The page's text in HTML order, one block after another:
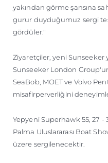
yakından görme şansına
gurur duyduğumuz sergi
gördüler."
Ziyaretçiler, yeni Sunseeker
Sunseeker London
SeaBob, MOET ve Volvo
misafirperverliğini
Yepyeni Superhawk 55, 27 -
Palma Uluslararası Boat
üzere sergilenecektir.